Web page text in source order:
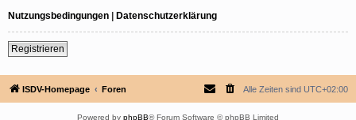
Nutzungsbedingungen | Datenschutzerklärung
Registrieren
ISDV-Homepage Foren Alle Zeiten sind UTC+02:00
Powered by phpBB® Forum Software © phpBB Limited